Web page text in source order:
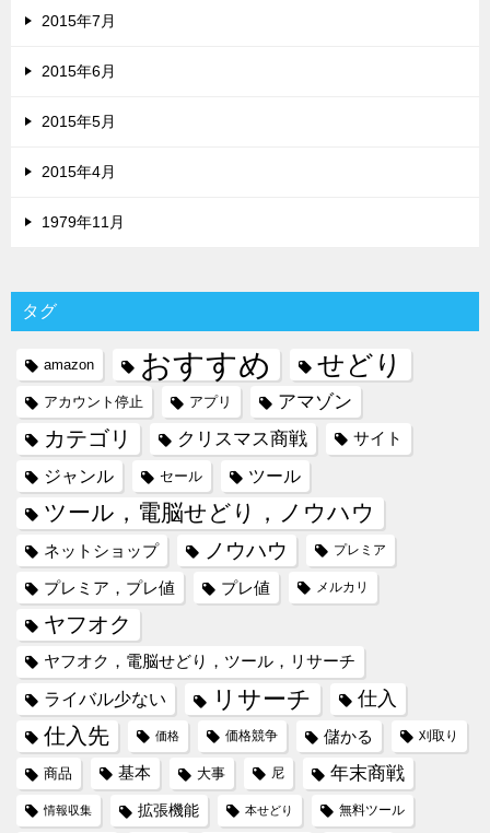
2015年7月
2015年6月
2015年5月
2015年4月
1979年11月
タグ
amazon おすすめ せどり
アカウント停止 アプリ アマゾン
カテゴリ クリスマス商戦 サイト
ジャンル セール ツール
ツール，電脳せどり，ノウハウ
ネットショップ ノウハウ プレミア
プレミア，プレ値 プレ値 メルカリ
ヤフオク
ヤフオク，電脳せどり，ツール，リサーチ
ライバル少ない リサーチ 仕入
仕入先 価格 価格競争 儲かる 刈取り
商品 基本 大事 尼 年末商戦
情報収集 拡張機能 本せどり 無料ツール